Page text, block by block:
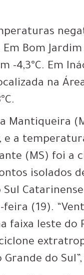
Bom Jardim
4,3°C. Em
na
Mantiqueira
e a
(MS) foi
isolados
(19).
faixa leste do
do